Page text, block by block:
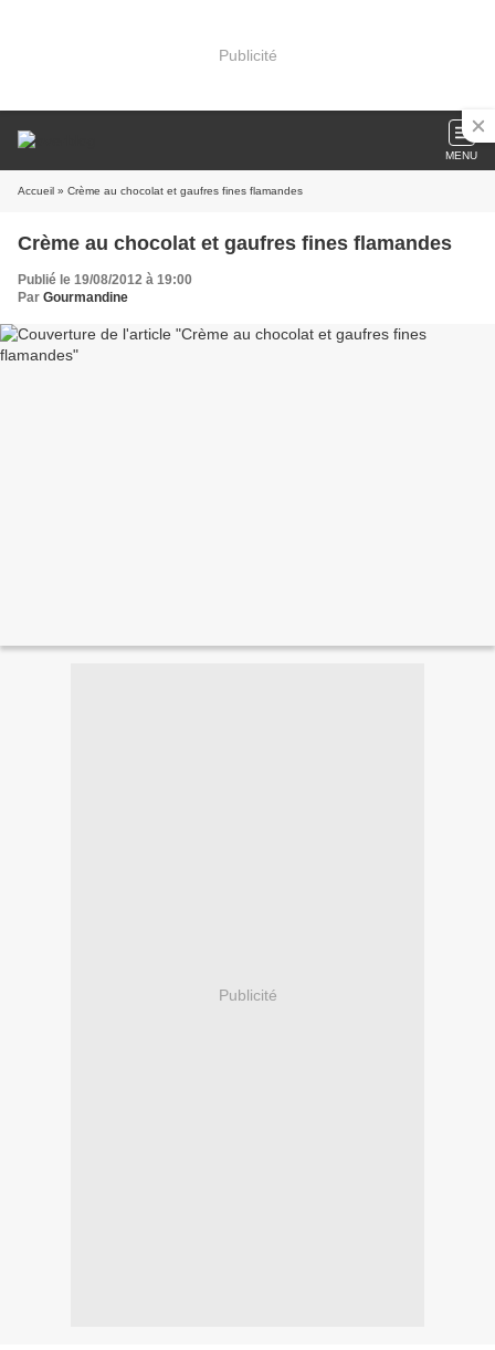
Publicité
MENU
Accueil » Crème au chocolat et gaufres fines flamandes
Crème au chocolat et gaufres fines flamandes
Publié le 19/08/2012 à 19:00
Par Gourmandine
Publicité